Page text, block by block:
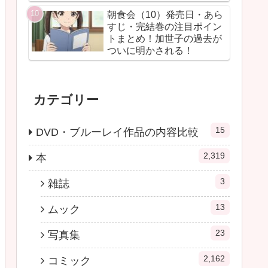
朝食会（10）発売日・あら
すじ・完結巻の注目ポイン
トまとめ！加世子の過去が
ついに明かされる！
カテゴリー
DVD・ブルーレイ作品の内容比較 15
本 2,319
雑誌 3
ムック 13
写真集 23
コミック 2,162